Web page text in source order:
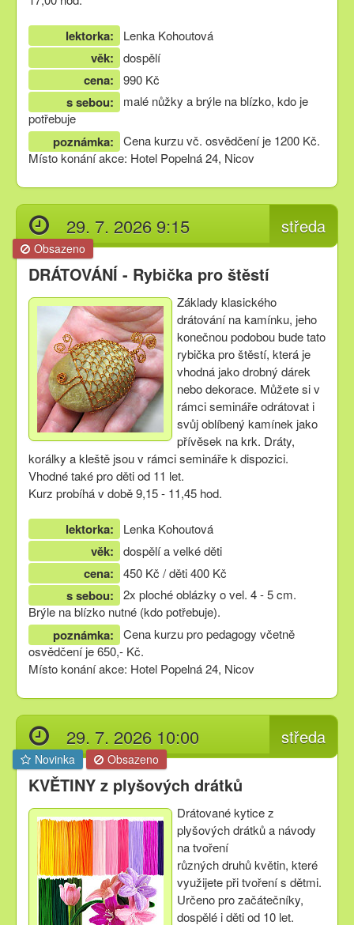
lektorka: Lenka Kohoutová
věk: dospělí
cena: 990 Kč
s sebou:
malé nůžky a brýle na blízko, kdo je
potřebuje
poznámka:
Cena kurzu vč. osvědčení je 1200 Kč.
Místo konání akce: Hotel Popelná 24, Nicov
středa
29. 7. 2026 9:15
Obsazeno
DRÁTOVÁNÍ - Rybička pro štěstí
Základy klasického
drátování na kamínku, jeho
konečnou podobou bude tato
rybička pro štěstí, která je
vhodná jako drobný dárek
nebo dekorace. Můžete si v
rámci semináře odrátovat i
svůj oblíbený kamínek jako
přívěsek na krk. Dráty,
korálky a kleště jsou v rámci semináře k dispozici.
Vhodné také pro děti od 11 let.
Kurz probíhá v době 9,15 - 11,45 hod.
lektorka: Lenka Kohoutová
věk: dospělí a velké děti
cena: 450 Kč / děti 400 Kč
s sebou:
2x ploché oblázky o vel. 4 - 5 cm.
Brýle na blízko nutné (kdo potřebuje).
poznámka:
Cena kurzu pro pedagogy včetně
osvědčení je 650,- Kč.
Místo konání akce: Hotel Popelná 24, Nicov
středa
29. 7. 2026 10:00
Novinka Obsazeno
KVĚTINY z plyšových drátků
Drátované kytice z
plyšových drátků a návody
na tvoření
různých druhů květin, které
využijete při tvoření s dětmi.
Určeno pro začátečníky,
dospělé i děti od 10 let.